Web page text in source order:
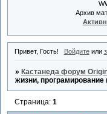
Архив
Привет, Гость! Войдитеили
» Кастанеда форум
жизни, програмирование
Страница:1